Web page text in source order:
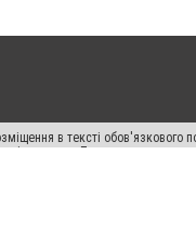
в тексті
джерела. Порушення